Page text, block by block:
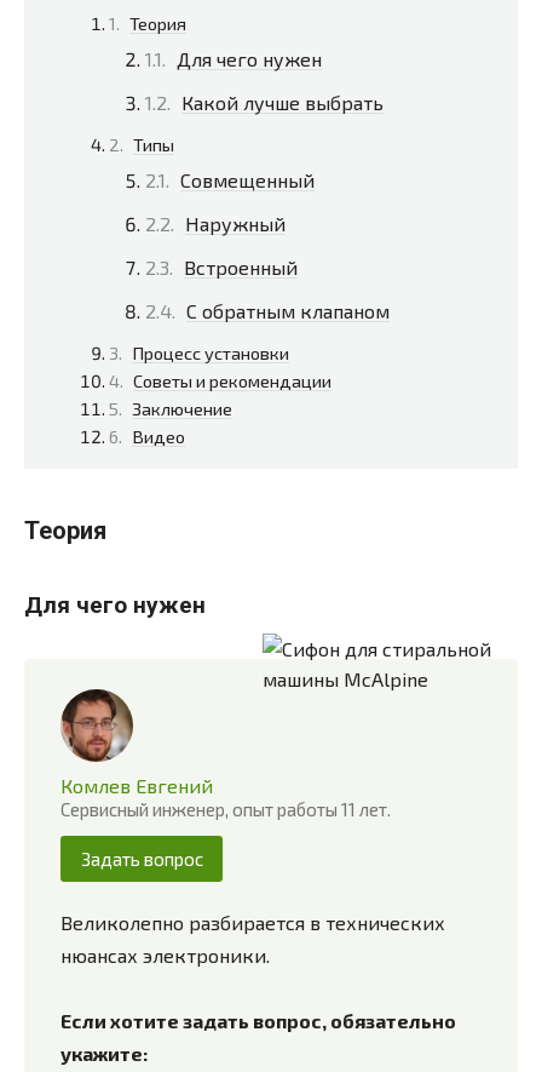
Теория
Для чего нужен
Какой лучше выбрать
Типы
Совмещенный
Наружный
Встроенный
С обратным клапаном
Процесс установки
Советы и рекомендации
Заключение
Видео
Теория
Для чего нужен
Комлев Евгений
Сервисный инженер, опыт работы 11 лет.
Задать вопрос
Великолепно разбирается в технических
нюансах электроники.
Если хотите задать вопрос, обязательно
укажите: